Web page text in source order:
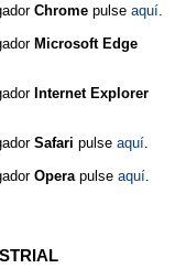
Chrome pulse aquí
Microsoft Edge
Internet Explorer
Safari pulse aquí
Opera pulse aquí